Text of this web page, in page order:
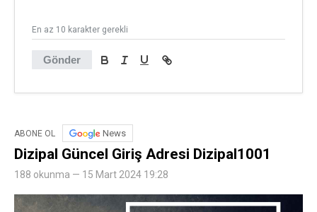
Gönder
En az 10 karakter gerekli
ABONE OL News
Dizipal Güncel Giriş Adresi Dizipal1001
188 okunma — 15 Mart 2024 19:28